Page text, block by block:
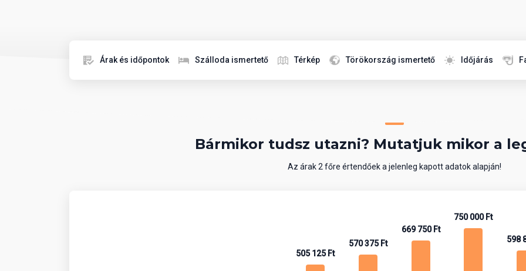
Árak és időpontok Szálloda ismertető Térkép Törökország ismertető Időjárás
Bármikor tudsz utazni? Mutatjuk mikor a
Az árak 2 főre értendőek a jelenleg kapott adatok alapján!
505 125 Ft
570 375 Ft
669 750 Ft
750 000 Ft
598